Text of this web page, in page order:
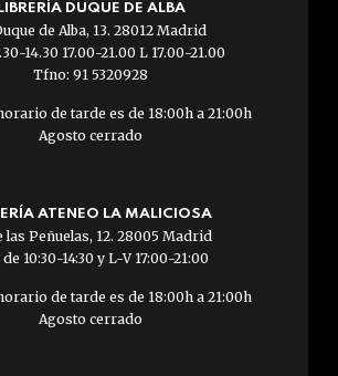
LIBRERÍA DUQUE DE ALBA
de Alba, 13. 28012 Madrid
14.30 17.00-21.00 L 17.00-21.00
Tfno: 91 5320928
de tarde es de 18:00h a 21:00h
Agosto cerrado
ATENEO LA MALICIOSA
las Peñuelas, 12. 28005 Madrid
10:30-14:30 y L-V 17:00-21:00
de tarde es de 18:00h a 21:00h
Agosto cerrado